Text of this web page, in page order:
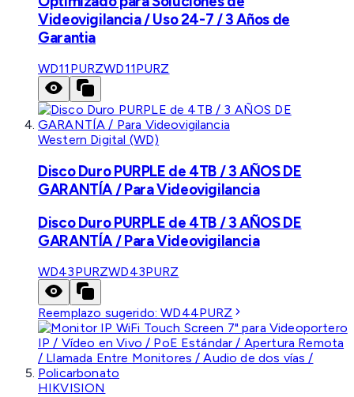
Videovigilancia / Uso 24-7 / 3 Años de
Garantia
WD11PURZWD11PURZ
Western Digital (WD)
Disco Duro PURPLE de 4TB / 3 AÑOS DE
GARANTÍA / Para Videovigilancia
Disco Duro PURPLE de 4TB / 3 AÑOS DE
GARANTÍA / Para Videovigilancia
WD43PURZWD43PURZ
Reemplazo sugerido:WD44PURZ
HIKVISION